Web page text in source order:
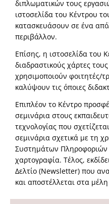
διπλωματικών τους
ιστοσελίδα του Κέντρου
κατασκευάσουν σε ένα
περιβάλλον.
Επίσης, η ιστοσελίδα του
διαδραστικούς χάρτες
χρησιμοποιούν φοιτητές/
καλύψουν τις όποιες
Επιπλέον το Κέντρο
σεμινάρια στους
τεχνολογίας που
σεμινάρια σχετικά με τη
Συστημάτων Πληροφοριών
χαρτογραφία. Τέλος,
Δελτίο (Newsletter) που
και αποστέλλεται στα